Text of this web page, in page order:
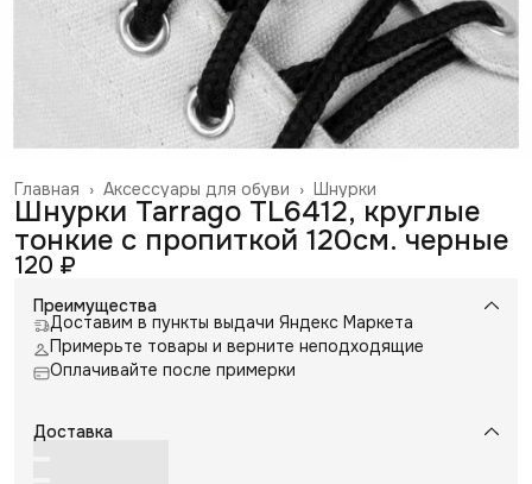
Шнурки
Аксессуары для обуви ›
Главная ›
Шнурки Tarrago TL6412, круглые
тонкие с пропиткой 120см. черные
120 ₽
Преимущества
Доставим в пункты выдачи Яндекс Маркета
Примерьте товары и верните неподходящие
Оплачивайте после примерки
Доставка